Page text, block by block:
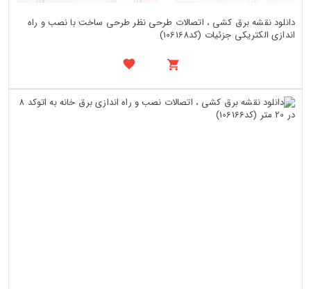
دانلود نقشه برق کشی ، اتصالات طرحی نظر طرحی ساخت با نصب و راه
اندازی الکتریکی جزئیات (کد106168)